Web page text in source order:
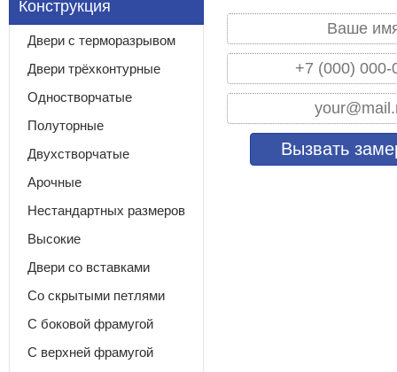
Конструкция
Двери с терморазрывом
Двери трёхконтурные
Одностворчатые
Полуторные
Двухстворчатые
Арочные
Нестандартных размеров
Высокие
Двери со вставками
Со скрытыми петлями
С боковой фрамугой
С верхней фрамугой
Вызвать